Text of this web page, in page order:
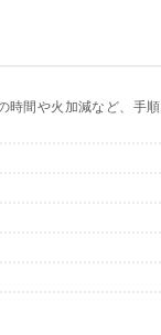
間や火加減など、手